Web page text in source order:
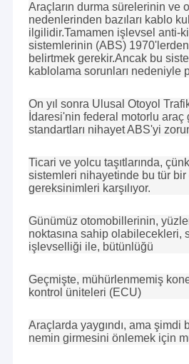
Araçların durma sürelerinin ve
nedenlerinden bazıları kablo
ilgilidir.Tamamen işlevsel anti-
sistemlerinin (ABS)
belirtmek gerekir.Ancak bu
kablolama sorunları nedeniyle
On yıl sonra Ulusal Otoyol
İdaresi'nin federal motorlu araç
standartları nihayet ABS'yi
Ticari ve yolcu taşıtlarında,
sistemleri nihayetinde bu tür bir
gereksinimleri karşılıyor.
Günümüz otomobillerinin,
noktasına sahip olabilecekleri,
işlevselliği ile, bütünlüğü
Geçmişte, mühürlenmemiş
kontrol üniteleri (ECU)
Araçlarda yaygındı, ama şimdi
nemin girmesini önlemek için